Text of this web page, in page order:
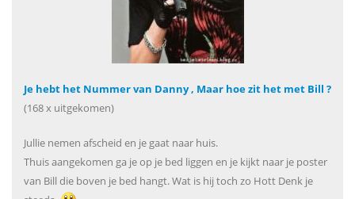
Je hebt het Nummer van Danny , Maar hoe zit het met Bill ?
(168 x uitgekomen)
Jullie nemen afscheid en je gaat naar huis.
Thuis aangekomen ga je op je bed liggen en je kijkt naar je poster
van Bill die boven je bed hangt. Wat is hij toch zo Hott Denk je